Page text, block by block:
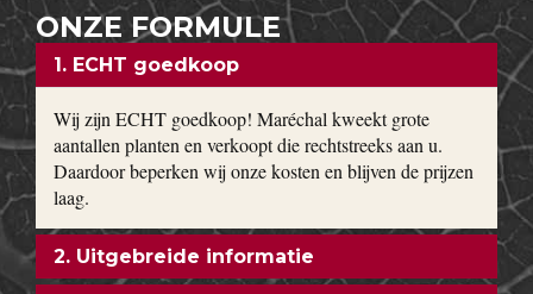
ONZE FORMULE
1. ECHT goedkoop
Wij zijn ECHT goedkoop! Maréchal kweekt grote
aantallen planten en verkoopt die rechtstreeks aan u.
Daardoor beperken wij onze kosten en blijven de prijzen
laag.
2. Uitgebreide informatie